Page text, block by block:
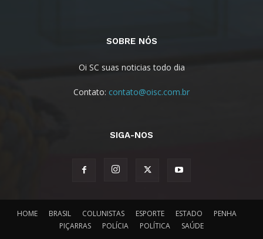
SOBRE NÓS
Oi SC suas noticias todo dia
Contato: contato@oisc.com.br
SIGA-NOS
HOME BRASIL COLUNISTAS ESPORTE ESTADO
PENHA
PIÇARRAS
POLÍCIA POLÍTICA SAÚDE